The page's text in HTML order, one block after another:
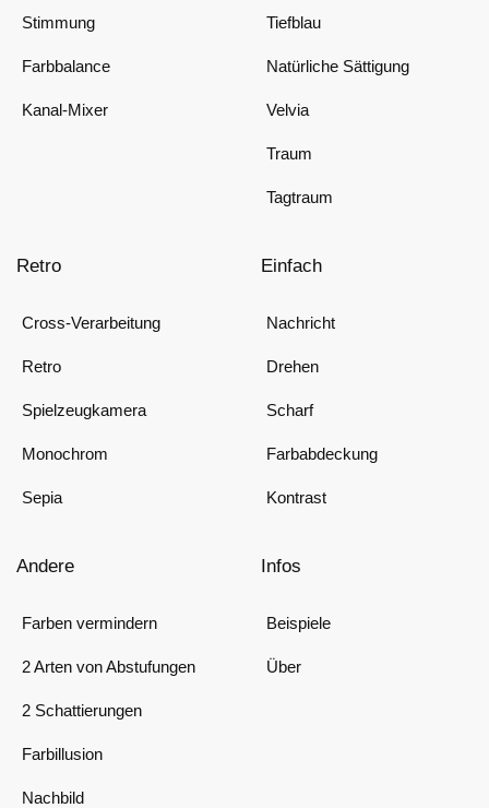
Stimmung
Farbbalance
Kanal-Mixer
Tiefblau
Natürliche Sättigung
Velvia
Traum
Tagtraum
Retro
Cross-Verarbeitung
Retro
Spielzeugkamera
Monochrom
Sepia
Einfach
Nachricht
Drehen
Scharf
Farbabdeckung
Kontrast
Andere
Farben vermindern
2 Arten von Abstufungen
2 Schattierungen
Farbillusion
Nachbild
Infos
Beispiele
Über